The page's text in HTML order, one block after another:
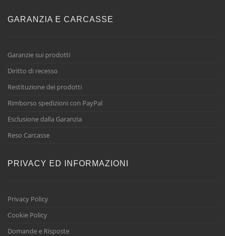
GARANZIA E CARCASSE
Garanzie sui prodotti
Diritto di recesso
Restituzione dei prodotti
Rimborso spedizioni con PayPal
Esclusione dalla Garanzia
Reso Carcasse
PRIVACY ED INFORMAZIONI
Privacy Policy
Cookie Policy
Domande e Risposte